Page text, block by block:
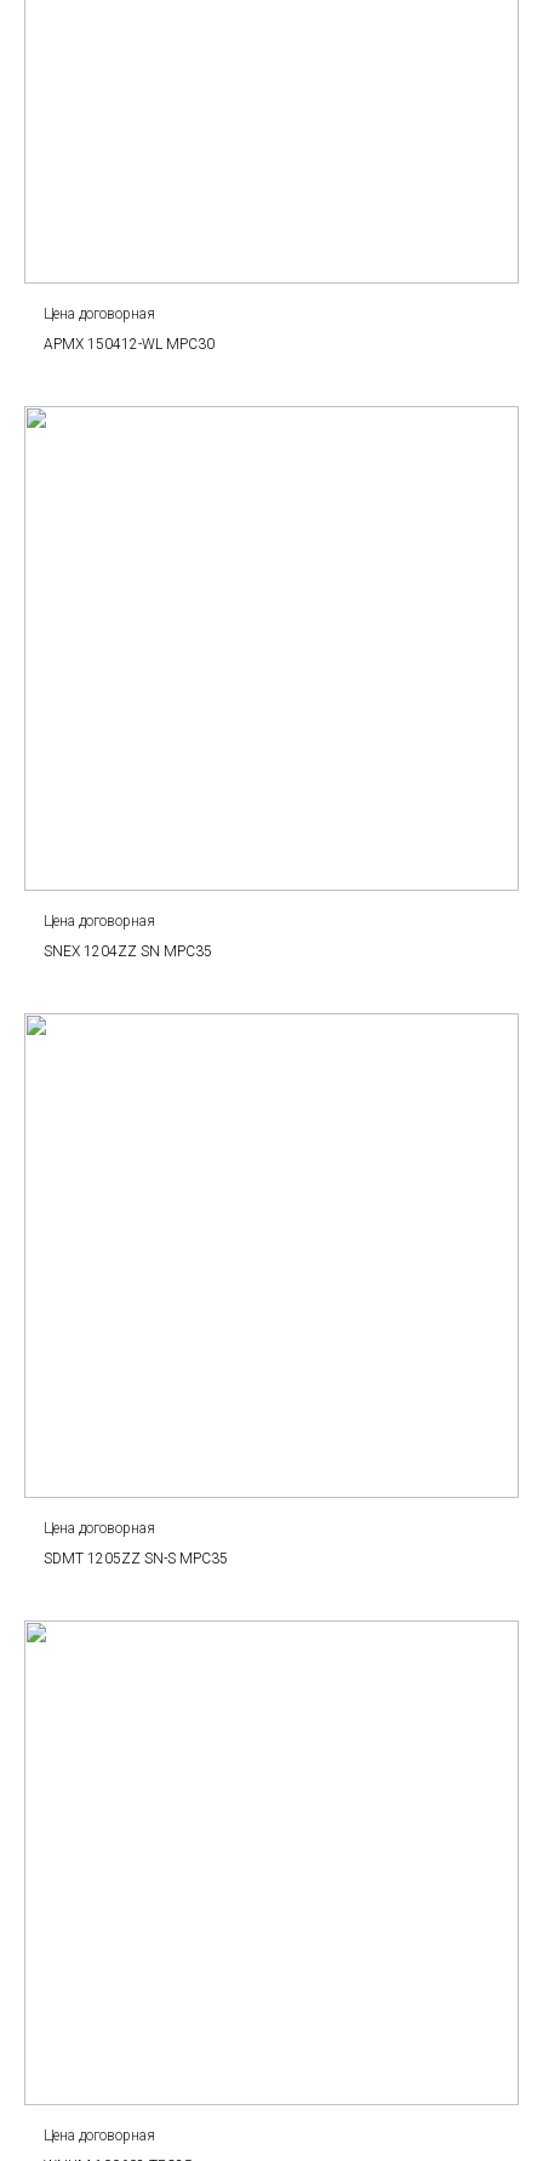
Цена договорная
APMX 150412-WL MPC30
Цена договорная
SNEX 1204ZZ SN MPC35
Цена договорная
SDMT 1205ZZ SN-S MPC35
Цена договорная